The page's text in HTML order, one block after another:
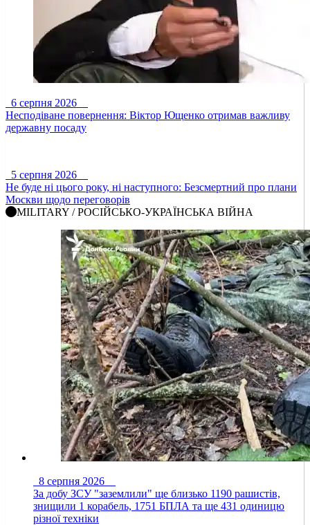
6 серпня 2026
Несподіване повернення: Віктор Ющенко отримав важливу
державну посаду
5 серпня 2026
Не буде ні цього року, ні наступного: Безсмертний про плани
Москви щодо переговорів
MILITARY / РОСІЙСЬКО-УКРАЇНСЬКА ВІЙНА
8 серпня 2026
За добу ЗСУ "заземлили" ще близько 1190 рашистів,
знищили 1 корабель, 1751 БПЛА та ще 431 одиницю
різної техніки